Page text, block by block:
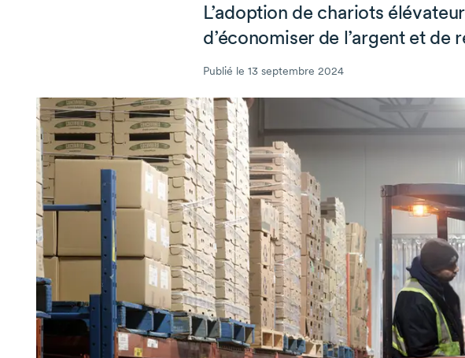
L’adoption de chariots
d’économiser de l’argent et de
Publié le 13 septembre 2024